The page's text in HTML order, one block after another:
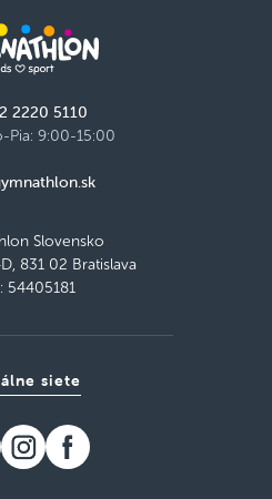
2220 5110
Pia: 9:00-15:00
Slovensko
831 02 Bratislava
54405181
siete